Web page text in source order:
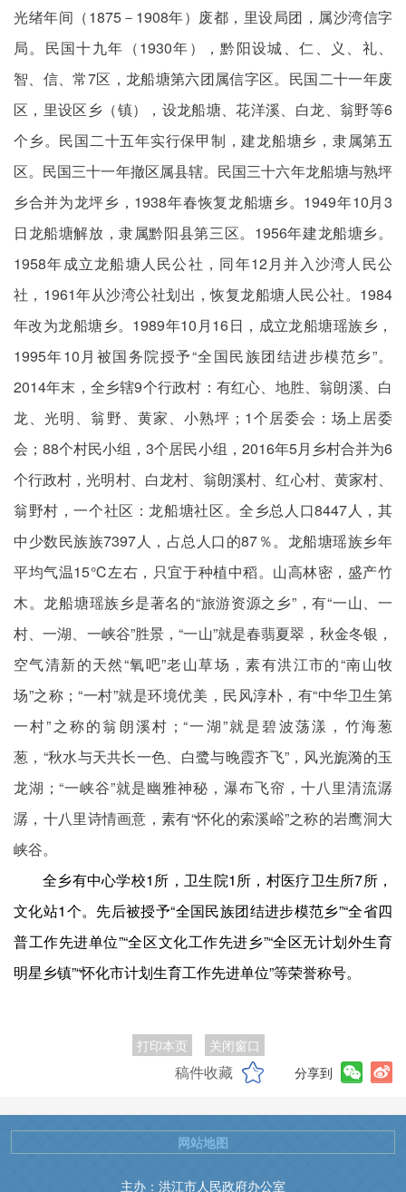
光绪年间（1875－1908年）废都，里设局团，属沙湾信字
局。民国十九年（1930年），黔阳设城、仁、义、礼、
智、信、常7区，龙船塘第六团属信字区。民国二十一年废
区，里设区乡（镇），设龙船塘、花洋溪、白龙、翁野等6
个乡。民国二十五年实行保甲制，建龙船塘乡，隶属第五
区。民国三十一年撤区属县辖。民国三十六年龙船塘与熟坪
乡合并为龙坪乡，1938年春恢复龙船塘乡。1949年10月3
日龙船塘解放，隶属黔阳县第三区。1956年建龙船塘乡。
1958年成立龙船塘人民公社，同年12月并入沙湾人民公
社，1961年从沙湾公社划出，恢复龙船塘人民公社。1984
年改为龙船塘乡。1989年10月16日，成立龙船塘瑶族乡，
1995年10月被国务院授予“全国民族团结进步模范乡”。
2014年末，全乡辖9个行政村：有红心、地胜、翁朗溪、白
龙、光明、翁野、黄家、小熟坪；1个居委会：场上居委
会；88个村民小组，3个居民小组，2016年5月乡村合并为6
个行政村，光明村、白龙村、翁朗溪村、红心村、黄家村、
翁野村，一个社区：龙船塘社区。全乡总人口8447人，其
中少数民族族7397人，占总人口的87％。龙船塘瑶族乡年
平均气温15℃左右，只宜于种植中稻。山高林密，盛产竹
木。龙船塘瑶族乡是著名的“旅游资源之乡”，有“一山、一
村、一湖、一峡谷”胜景，“一山”就是春翡夏翠，秋金冬银，
空气清新的天然“氧吧”老山草场，素有洪江市的“南山牧
场”之称；“一村”就是环境优美，民风淳朴，有“中华卫生第
一村”之称的翁朗溪村；“一湖”就是碧波荡漾，竹海葱
葱，“秋水与天共长一色、白鹭与晚霞齐飞”，风光旎漪的玉
龙湖；“一峡谷”就是幽雅神秘，瀑布飞帘，十八里清流潺
潺，十八里诗情画意，素有“怀化的索溪峪”之称的岩鹰洞大
峡谷。
全乡有中心学校1所，卫生院1所，村医疗卫生所7所，
文化站1个。先后被授予“全国民族团结进步模范乡”“全省四
普工作先进单位”“全区文化工作先进乡”“全区无计划外生育
明星乡镇”“怀化市计划生育工作先进单位”等荣誉称号。
打印本页 关闭窗口
稿件收藏 分享到
主办：洪江市人民政府办公室
网站地图